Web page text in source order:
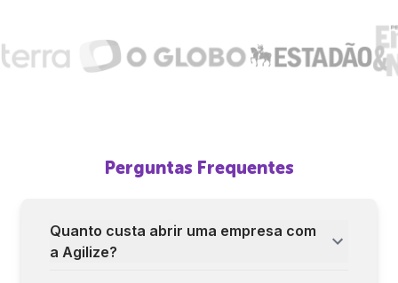
Perguntas Frequentes
Quanto custa abrir uma empresa com
a Agilize?